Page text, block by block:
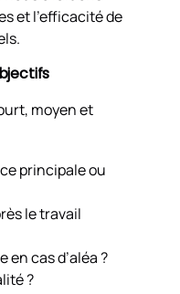
et l’efficacité de
moyen et
principale ou
le travail
en cas d’aléa ?
?